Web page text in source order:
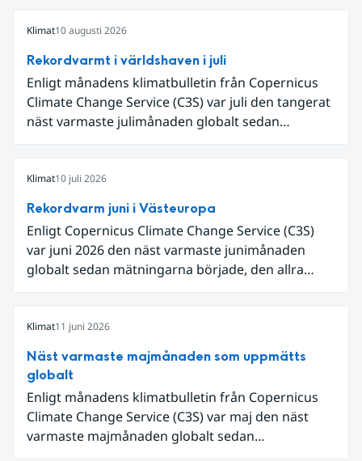
Klimat10 augusti 2026
Rekordvarmt i världshaven i juli
Enligt månadens klimatbulletin från Copernicus
Climate Change Service (C3S) var juli den tangerat
näst varmaste julimånaden globalt sedan
Frankrike och Spanien drabbades av svåra
naturbränder och många europeiska floder hade
rekordlåga nivåer. Världshaven var rekordvarma
med bland annat extremt höga temperaturer i
tropiska Stilla havet i samband med en allt
starkare El Niño.
Klimat10 juli 2026
Rekordvarm juni i Västeuropa
Enligt Copernicus Climate Change Service (C3S)
var juni 2026 den näst varmaste junimånaden
globalt sedan mätningarna började, den allra
begränsar oss till Västeuropa var det den allra
varmaste juni. Detta betingades till stor del av en
extrem hetta i slutet av månaden. Världshavens
ytvattentemperaturer var den högsta som
uppmätts för en juni månad, vilket ligger i fas med
en framväxande El Niño i Stilla havet.
Klimat11 juni 2026
Näst varmaste majmånaden som uppmätts
globalt
Enligt månadens klimatbulletin från Copernicus
Climate Change Service (C3S) var maj den näst
varmaste majmånaden globalt sedan